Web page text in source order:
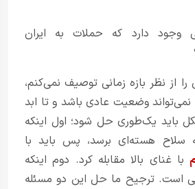
وجود دارد که حملات به ایران
از نظر بازه زمانی توصیف نمی‌کنم،
وضعیت عادی باشد و تا ابد
باید یک‌طوری حل شود؛ اول اینکه
سلاح هسته‌ای برسد، پس باید با
با غنای بالا مقابله کرد. دوم اینکه
است. ترجیح ما حل این دو مسئله